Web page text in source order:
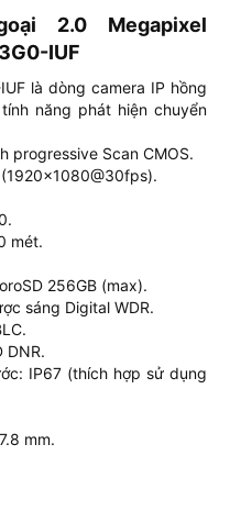
2.0 Megapixel
IUF
là dòng camera IP hồng
năng phát hiện chuyển
progressive Scan CMOS.
mét.
256GB (max).
sáng Digital WDR.
DNR.
IP67 (thích hợp sử dụng
mm.